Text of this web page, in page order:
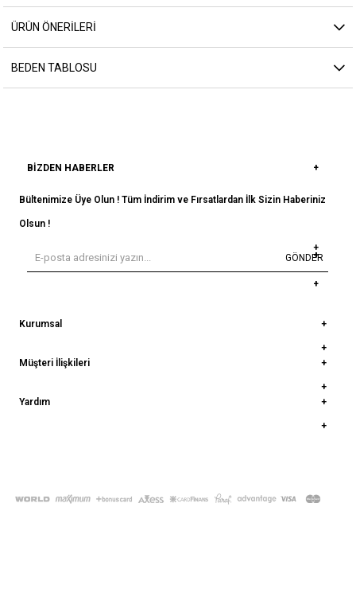
ÜRÜN ÖNERILERI
BEDEN TABLOSU
BIZDEN HABERLER
Bültenimize Üye Olun ! Tüm İndirim ve Fırsatlardan İlk Sizin Haberiniz
Olsun !
GÖNDER
Kurumsal
Müşteri İlişkileri
Yardım